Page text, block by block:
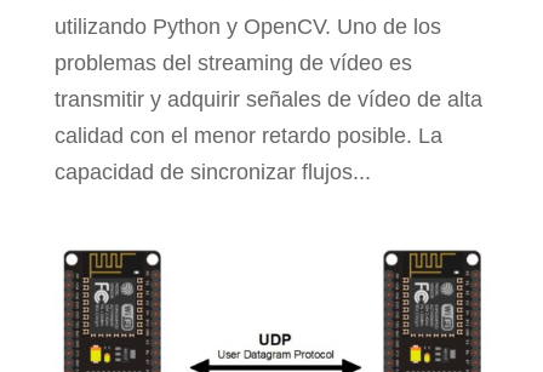
utilizando Python y OpenCV. Uno de los
problemas del streaming de vídeo es
transmitir y adquirir señales de vídeo de alta
calidad con el menor retardo posible. La
capacidad de sincronizar flujos...